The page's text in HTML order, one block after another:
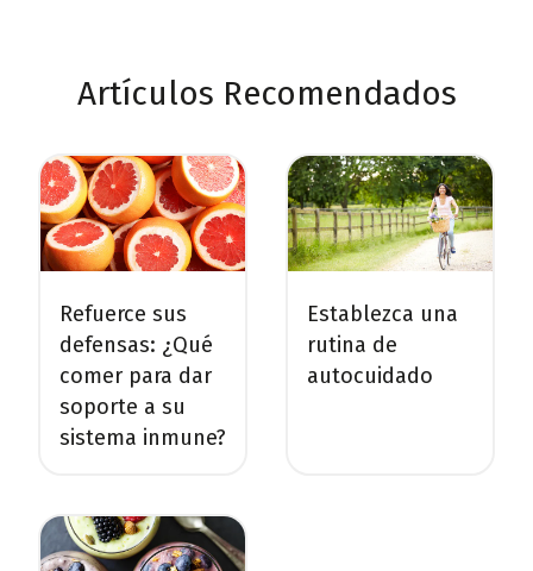
Artículos Recomendados
Refuerce sus
defensas: ¿Qué
comer para dar
soporte a su
sistema inmune?
Establezca una
rutina de
autocuidado